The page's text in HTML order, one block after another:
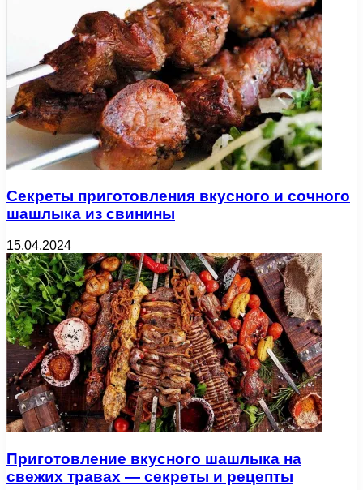
Секреты приготовления вкусного и сочного
шашлыка из свинины
15.04.2024
Приготовление вкусного шашлыка на
свежих травах — секреты и рецепты